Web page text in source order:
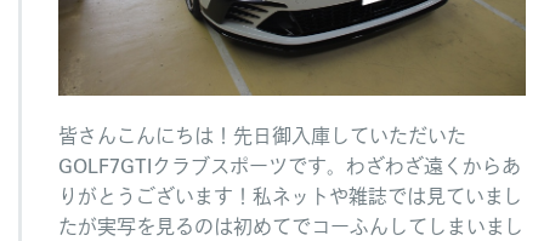
皆さんこんにちは！先日御入庫していただいた
GOLF7GTIクラブスポーツです。わざわざ遠くからあ
りがとうございます！私ネットや雑誌では見ていまし
たが実写を見るのは初めてでコーふんしてしまいまし